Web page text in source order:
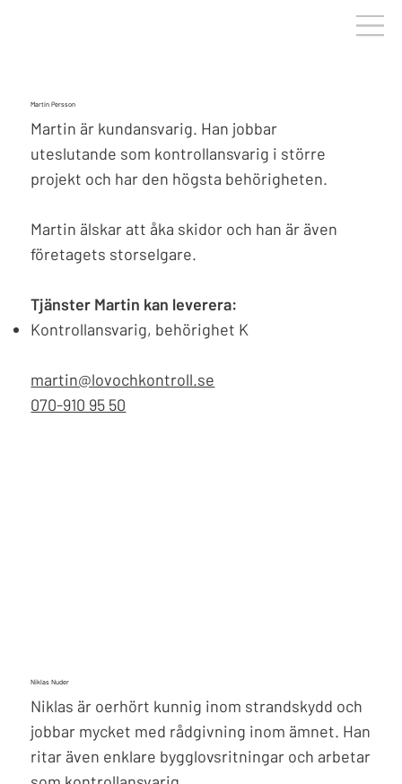
Martin Persson
Martin är kundansvarig. Han jobbar
uteslutande som kontrollansvarig i större
projekt och har den högsta behörigheten.
Martin älskar att åka skidor och han är även
företagets storselgare.
Tjänster Martin kan leverera:
Kontrollansvarig, behörighet K
martin@lovochkontroll.se
070-910 95 50
Niklas Nuder
Niklas är oerhört kunnig inom strandskydd och
jobbar mycket med rådgivning inom ämnet. Han
ritar även enklare bygglovsritningar och arbetar